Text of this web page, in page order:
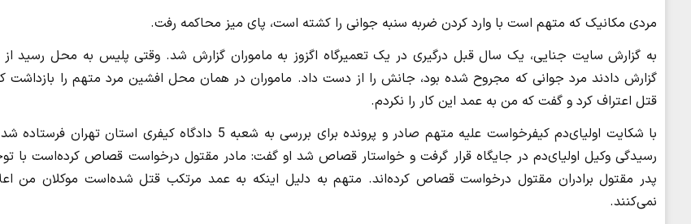
مردی مکانیک که متهم است با وارد کردن ضربه سنبه جوانی را کشته‌ است، پای میز محاکمه رفت.
به گزارش سایت جنایی، یک سال قبل درگیری در یک تعمیرگاه اگزوز به ماموران گزارش‌ شد. وقتی پلیس به محل رسید از
گزارش دادند مرد جوانی که مجروح شده‌ بود، جانش را از دست داد. ماموران در همان محل افشین مرد متهم را بازداشت
قتل اعتراف کرد و گفت که من به عمد این کار را نکردم.
با شکایت اولیای‌دم کیفرخواست علیه متهم صادر و پرونده برای بررسی به شعبه 5 دادگاه کیفری
رسیدگی وکیل اولیای‌دم در جایگاه قرار گرفت و خواستار قصاص شد او گفت: مادر مقتول درخواست قصاص کرده‌است با
پدر مقتول برادران مقتول درخواست قصاص کرده‌اند. متهم به دلیل اینکه به عمد مرتکب قتل شده‌است موکلان من
نمی‌کنند.